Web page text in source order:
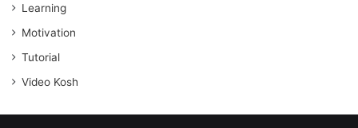
Learning
Motivation
Tutorial
Video Kosh